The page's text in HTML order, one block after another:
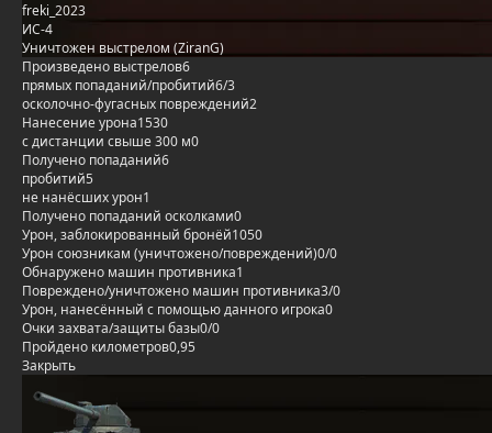
freki_2023
ИС-4
Уничтожен выстрелом (ZiranG)
Произведено выстрелов6
прямых попаданий/пробитий6/3
осколочно-фугасных повреждений2
Нанесение урона1530
с дистанции свыше 300 м0
Получено попаданий6
пробитий5
не нанёсших урон1
Получено попаданий осколками0
Урон, заблокированный бронёй1050
Урон союзникам (уничтожено/повреждений)0/0
Обнаружено машин противника1
Повреждено/уничтожено машин противника3/0
Урон, нанесённый с помощью данного игрока0
Очки захвата/защиты базы0/0
Пройдено километров0,95
Закрыть